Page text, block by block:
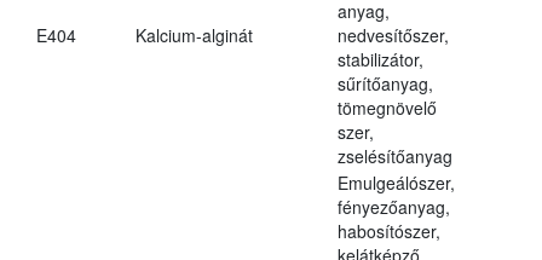
E404 Kalcium-alginát
anyag,
nedvesítőszer,
stabilizátor,
sűrítőanyag,
tömegnövelő
szer,
zselésítőanyag
Emulgeálószer,
fényezőanyag,
habosítószer,
kelátképző